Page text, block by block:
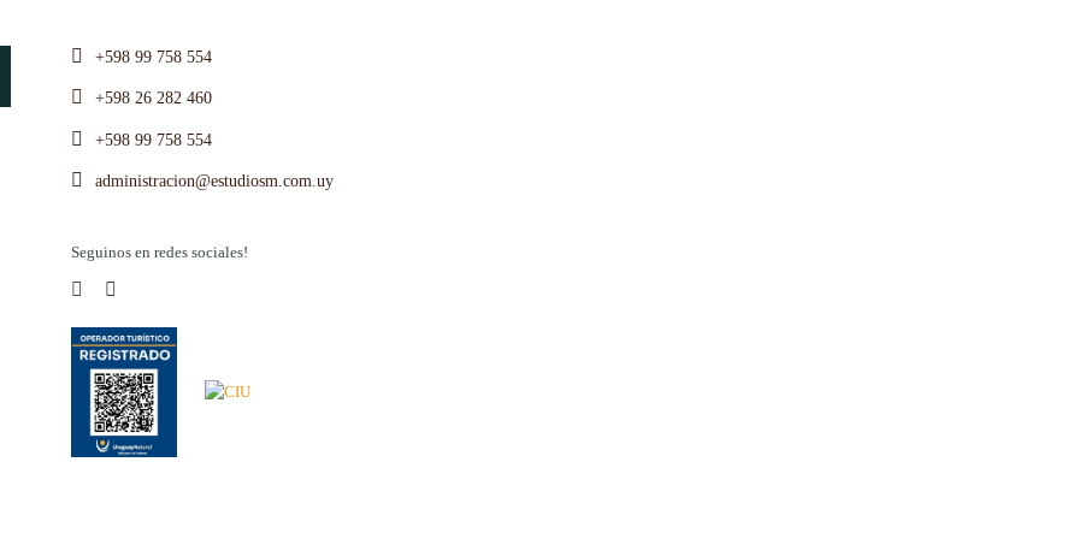
+598 99 758 554
+598 26 282 460
+598 99 758 554
administracion@estudiosm.com.uy
Seguinos en redes sociales!